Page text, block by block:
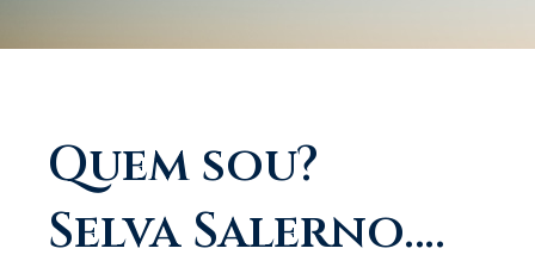
Quem sou?
Selva Salerno….